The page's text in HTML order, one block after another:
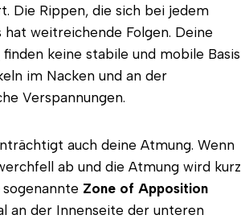
Die Rippen, die sich bei jedem
weitreichende Folgen. Deine
keine stabile und mobile Basis
im Nacken und an der
Verspannungen.
auch deine Atmung. Wenn
ab und die Atmung wird kurz
Zone of Apposition
an der Innenseite der unteren